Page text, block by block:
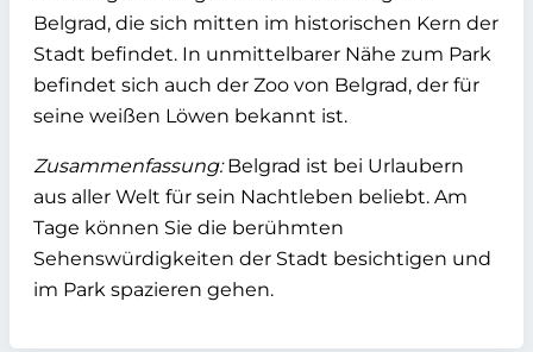
Belgrad, die sich mitten im historischen Kern der
Stadt befindet. In unmittelbarer Nähe zum Park
befindet sich auch der Zoo von Belgrad, der für
seine weißen Löwen bekannt ist.
Zusammenfassung:Belgrad ist bei Urlaubern
aus aller Welt für sein Nachtleben beliebt. Am
Tage können Sie die berühmten
Sehenswürdigkeiten der Stadt besichtigen und
im Park spazieren gehen.